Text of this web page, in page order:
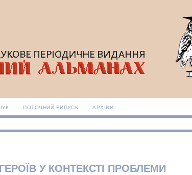
ПОТОЧНИЙ ВИПУСК АРХІВИ
У КОНТЕКСТІ ПРОБЛЕМИ